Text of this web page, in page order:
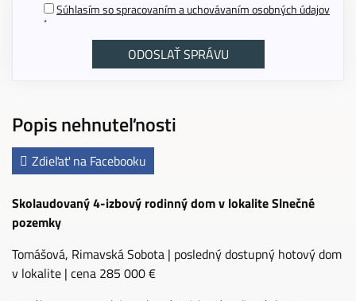
Popis nehnuteľnosti
Zdieľať na Facebooku
Skolaudovaný 4-izbový rodinný dom v lokalite Slnečné
pozemky
Tomášová, Rimavská Sobota | posledný dostupný hotový dom
v lokalite | cena 285 000 €
Súhlasím so spracovaním a uchovávaním osobných údajov
*